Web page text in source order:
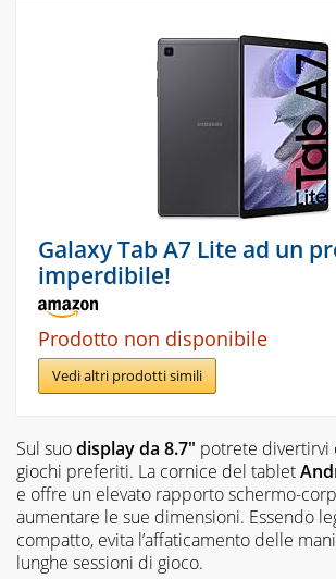
Galaxy Tab A7 Lite ad un
imperdibile!
Prodotto non disponibile
Vedi altri prodotti simili
Sul suodisplay da 8.7" potrete divertirvi
giochi preferiti. La cornice del tablet
e offre un elevato rapporto schermo-
aumentare le sue dimensioni. Essendo
compatto, evita l’affaticamento delle
lunghe sessioni di gioco.